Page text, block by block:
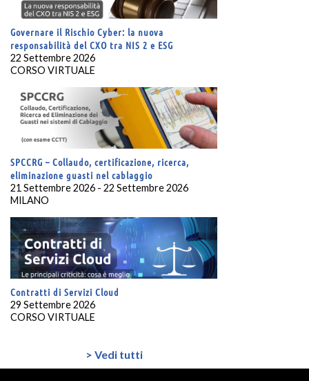
Governare il Rischio Cyber: la nuova
responsabilità del CXO tra NIS 2 e ESG
22 Settembre 2026
CORSO VIRTUALE
SPCCRG – Collaudo, certificazione, ricerca,
eliminazione guasti nel cablaggio
21 Settembre 2026 - 22 Settembre 2026
MILANO
Contratti di Servizi Cloud
29 Settembre 2026
CORSO VIRTUALE
> Vedi tutti